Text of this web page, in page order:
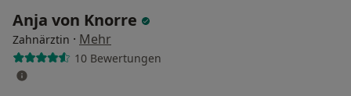
Anja von Knorre
Zahnärztin · Mehr
10 Bewertungen